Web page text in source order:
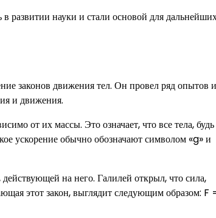
развитии науки и стали основой для
законов движения тел. Он провел ряд опытов и
и движения.
от их массы. Это означает, что все тела,
ускорение обычно обозначают символом «g» и
на него. Галилей открыл, что сила,
этот закон, выглядит следующим образом: